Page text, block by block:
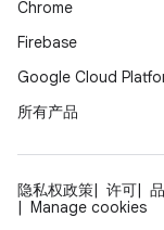
Chrome
Firebase
Google Cloud
所有产品
隐私权政策 许可
Manage cookies